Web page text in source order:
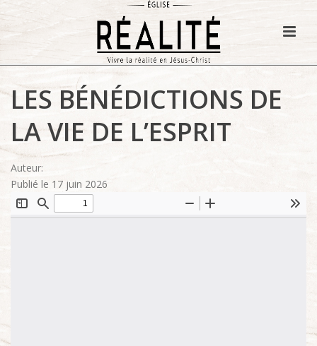
LES BÉNÉDICTIONS DE
LA VIE DE L’ESPRIT
Auteur:
Publié le 17 juin 2026